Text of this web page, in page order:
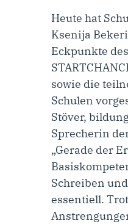
Heute hat
Ksenija
Eckpunkte des
sowie die
Schulen
Stöver,
Sprecherin
„Gerade der
Schreiben
essentiell.